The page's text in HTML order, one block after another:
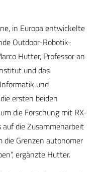
in Europa entwickelte
Outdoor-Robotik-
Hutter, Professor an
und das
und
ersten beiden
die Forschung mit RX-
auf die Zusammenarbeit
die Grenzen autonomer
“, ergänzte Hutter.